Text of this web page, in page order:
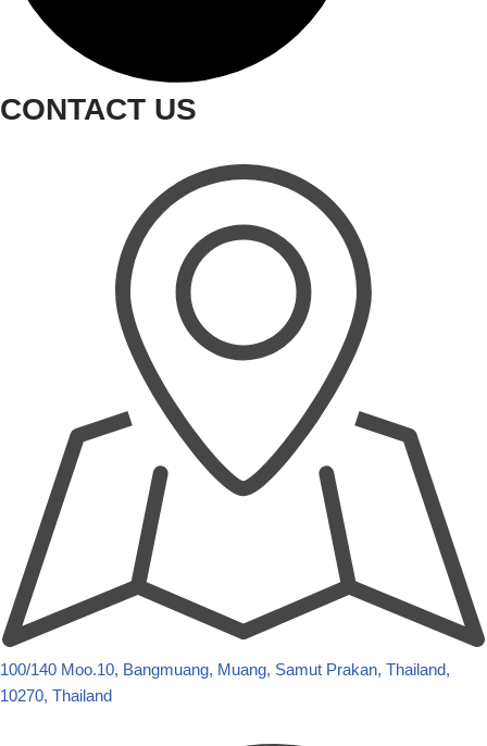
CONTACT US
100/140 Moo.10, Bangmuang, Muang, Samut Prakan, Thailand,
10270, Thailand